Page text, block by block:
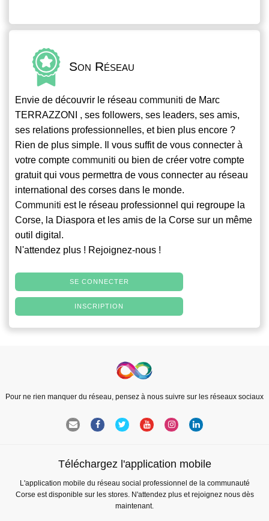
Son Réseau
Envie de découvrir le réseau communiti de Marc
TERRAZZONI , ses followers, ses leaders, ses amis,
ses relations professionnelles, et bien plus encore ?
Rien de plus simple. Il vous suffit de vous connecter à
votre compte communiti ou bien de créer votre compte
gratuit qui vous permettra de vous connecter au réseau
international des corses dans le monde.
Communiti est le réseau professionnel qui regroupe la
Corse, la Diaspora et les amis de la Corse sur un même
outil digital.
N'attendez plus ! Rejoignez-nous !
SE CONNECTER
INSCRIPTION
Pour ne rien manquer du réseau, pensez à nous suivre sur les réseaux sociaux
Téléchargez l'application mobile
L'application mobile du réseau social professionnel de la communauté
Corse est disponible sur les stores. N'attendez plus et rejoignez nous dès
maintenant.